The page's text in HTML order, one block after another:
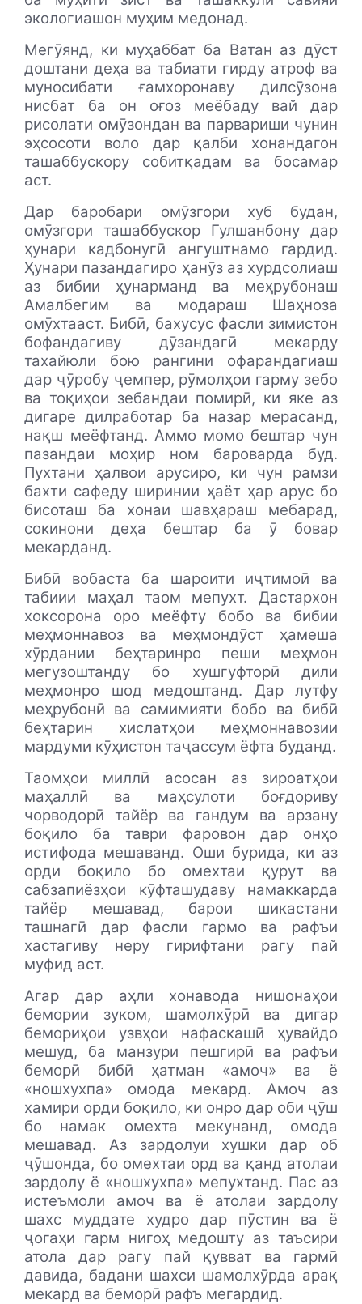
экологиашон муҳим медонад.
Мегӯянд, ки муҳаббат ба Ватан аз дӯст
доштани деҳа ва табиати гирду атроф ва
муносибати ғамхоронаву дилсӯзона
нисбат ба он оғоз меёбаду вай дар
рисолати омӯзондан ва парвариши чунин
эҳсосоти воло дар қалби хонандагон
ташаббускору собитқадам ва босамар
аст.
Дар баробари омӯзгори хуб будан,
омӯзгори ташаббускор Гулшанбону дар
ҳунари кадбонугӣ ангуштнамо гардид.
Ҳунари пазандагиро ҳанӯз аз хурдсолиаш
аз бибии ҳунарманд ва меҳрубонаш
Амалбегим ва модараш Шаҳноза
омӯхтааст. Бибӣ, бахусус фасли зимистон
бофандагиву дӯзандагӣ мекарду
тахайюли бою рангини офарандагиаш
дар ҷӯробу ҷемпер, рӯмолҳои гарму зебо
ва тоқиҳои зебандаи помирӣ, ки яке аз
дигаре дилработар ба назар мерасанд,
нақш меёфтанд. Аммо момо бештар чун
пазандаи моҳир ном бароварда буд.
Пухтани ҳалвои арусиро, ки чун рамзи
бахти сафеду ширинии ҳаёт ҳар арус бо
бисоташ ба хонаи шавҳараш мебарад,
сокинони деҳа бештар ба ӯ бовар
мекарданд.
Бибӣ вобаста ба шароити иҷтимоӣ ва
табиии маҳал таом мепухт. Дастархон
хоксорона оро меёфту бобо ва бибии
меҳмоннавоз ва меҳмондӯст ҳамеша
хӯрдании беҳтаринро пеши меҳмон
мегузоштанду бо хушгуфторӣ дили
меҳмонро шод медоштанд. Дар лутфу
меҳрубонӣ ва самимияти бобо ва бибӣ
беҳтарин хислатҳои меҳмоннавозии
мардуми кӯҳистон таҷассум ёфта буданд.
Таомҳои миллӣ асосан аз зироатҳои
маҳаллӣ ва маҳсулоти боғдориву
чорводорӣ тайёр ва гандум ва арзану
боқило ба таври фаровон дар онҳо
истифода мешаванд. Оши бурида, ки аз
орди боқило бо омехтаи қурут ва
сабзапиёзҳои кӯфташудаву намаккарда
тайёр мешавад, барои шикастани
ташнагӣ дар фасли гармо ва рафъи
хастагиву неру гирифтани рагу пай
муфид аст.
Агар дар аҳли хонавода нишонаҳои
бемории зуком, шамолхӯрӣ ва дигар
бемориҳои узвҳои нафаскашӣ ҳувайдо
мешуд, ба манзури пешгирӣ ва рафъи
беморӣ бибӣ ҳатман «амоч» ва ё
«ношхухпа» омода мекард. Амоч аз
хамири орди боқило, ки онро дар оби ҷӯш
бо намак омехта мекунанд, омода
мешавад. Аз зардолуи хушки дар об
ҷӯшонда, бо омехтаи орд ва қанд атолаи
зардолу ё «ношхухпа» мепухтанд. Пас аз
истеъмоли амоч ва ё атолаи зардолу
шахс муддате худро дар пӯстин ва ё
ҷогаҳи гарм нигоҳ медошту аз таъсири
атола дар рагу пай қувват ва гармӣ
давида, бадани шахси шамолхӯрда арақ
мекард ва беморӣ рафъ мегардид.